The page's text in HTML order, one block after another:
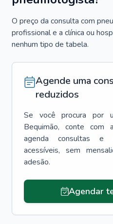
O preço da consulta com
profissional e a clínica ou
nenhum tipo de tabela.
Agende uma
reduzidos
Se você procura por
Bequimão, conte com
agenda consultas e
acessíveis, sem
adesão.
Agendar